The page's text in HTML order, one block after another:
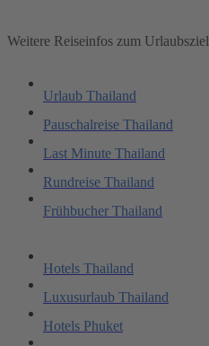
Weitere Reiseinfos zum Urlaubsziel
Urlaub Thailand
Pauschalreise Thailand
Last Minute Thailand
Rundreise Thailand
Frühbucher Thailand
Hotels Thailand
Luxusurlaub Thailand
Hotels Phuket